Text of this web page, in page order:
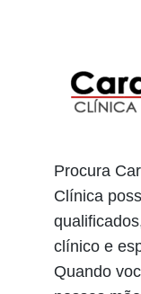
Procura
Clínica
clínico e
Quando